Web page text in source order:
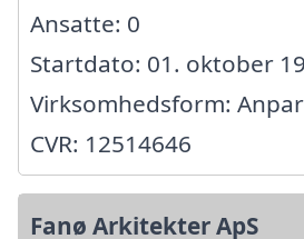
Ansatte: 0
Startdato: 01. oktober
Virksomhedsform:
CVR: 12514646
Fanø Arkitekter ApS